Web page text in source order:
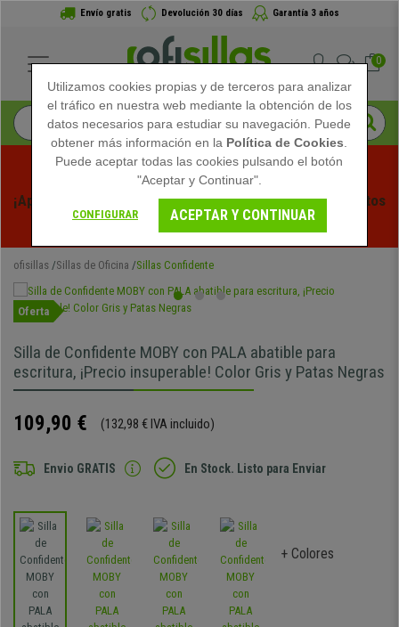
Envío gratis Devolución 30 días Garantía 3 años
0
¡Aprovecha las Rebajas de Verano en Ofisillas! Descuentos
Exclusivos por Tiempo Limitado - Ver Promo
ofisillas Sillas de Oficina Sillas Confidente
Oferta
Silla de Confidente MOBY con PALA abatible para
escritura, ¡Precio insuperable! Color Gris y Patas Negras
109,90 € (132,98 € IVA incluido)
Envio GRATIS En Stock. Listo para Enviar
+ Colores
Utilizamos cookies propias y de terceros para analizar
el tráfico en nuestra web mediante la obtención de los
datos necesarios para estudiar su navegación. Puede
obtener más información en la Política de Cookies
Puede aceptar todas las cookies pulsando el botón
"Aceptar y Continuar".
CONFIGURAR ACEPTAR Y CONTINUAR